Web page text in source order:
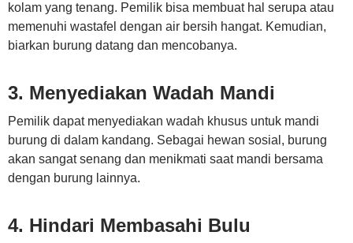
kolam yang tenang. Pemilik bisa membuat hal serupa atau
memenuhi wastafel dengan air bersih hangat. Kemudian,
biarkan burung datang dan mencobanya.
3. Menyediakan Wadah Mandi
Pemilik dapat menyediakan wadah khusus untuk mandi
burung di dalam kandang. Sebagai hewan sosial, burung
akan sangat senang dan menikmati saat mandi bersama
dengan burung lainnya.
4. Hindari Membasahi Bulu